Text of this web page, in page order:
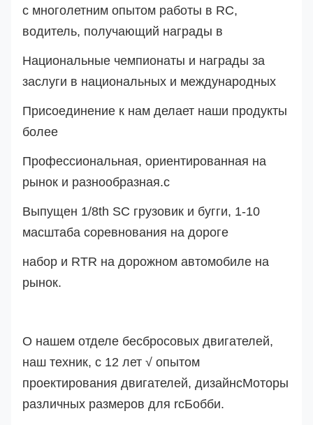
с многолетним опытом работы в RC,
водитель, получающий награды в
Национальные чемпионаты и награды за
заслуги в национальных и международных
Присоединение к нам делает наши продукты
более
Профессиональная, ориентированная на
рынок и разнообразная.с
Выпущен 1/8th SC грузовик и бугги, 1-10
масштаба соревнования на дороге
набор и RTR на дорожном автомобиле на
рынок.
О нашем отделе бесбросовых двигателей,
наш техник, с 12 лет √ опытом
проектирования двигателей, дизайнсМоторы
различных размеров для rcБобби.